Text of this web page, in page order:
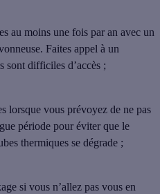
au moins une fois par an avec un
Faites appel à un
sont difficiles d’accès ;
lorsque vous prévoyez de ne pas
période pour éviter que le
thermiques se dégrade ;
si vous n’allez pas vous en